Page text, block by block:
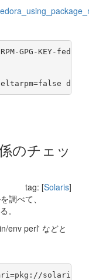
GPG-KEY-
のチェッ
tag: [Solaris]
調べて、
。
env perl' などと
solaris/